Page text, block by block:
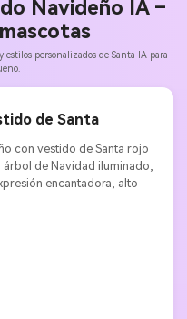
Navideño IA –
estilos personalizados de Santa IA para
de Santa
con vestido de Santa rojo
de Navidad iluminado,
encantadora, alto